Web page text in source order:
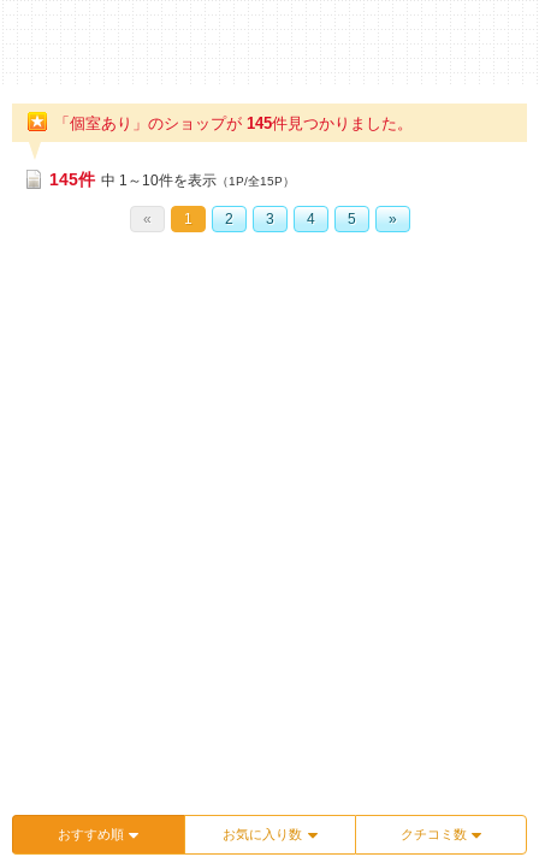
「個室あり」のショップが 145件見つかりました。
145件 中 1～10件を表示 （1P/全15P）
« 1 2 3 4 5 »
おすすめ順 お気に入り数 クチコミ数